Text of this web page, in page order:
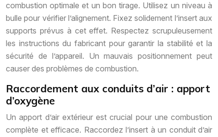
combustion optimale et un bon tirage. Utilisez un niveau à
bulle pour vérifier l’alignement. Fixez solidement l’insert aux
supports prévus à cet effet. Respectez scrupuleusement
les instructions du fabricant pour garantir la stabilité et la
sécurité de l’appareil. Un mauvais positionnement peut
causer des problèmes de combustion.
Raccordement aux conduits d’air : apport
d’oxygène
Un apport d’air extérieur est crucial pour une combustion
complète et efficace. Raccordez l’insert à un conduit d’air